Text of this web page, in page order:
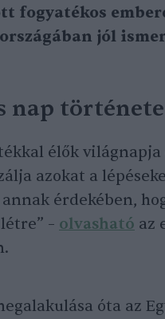
fogyatékos
jól
nap története
élők
azokat a
érdekében,
– olvasható az
óta az